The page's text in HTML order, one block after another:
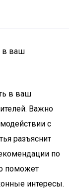
в ваш
в ваш
Важно
с
разъяснит
по
поможет
интересы.